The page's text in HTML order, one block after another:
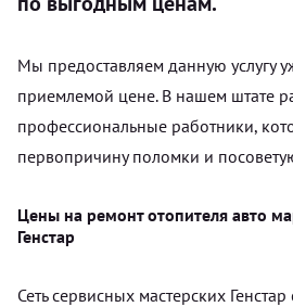
Мы предоставляем данную услугу
приемлемой цене. В нашем штате
профессиональные работники,
первопричину поломки и
Цены на ремонт отопителя авто
Генстар
Сеть сервисных мастерских